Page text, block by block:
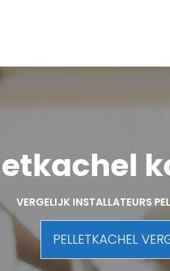
VERGELIJK INSTALLATEURS
PELLETKACHEL